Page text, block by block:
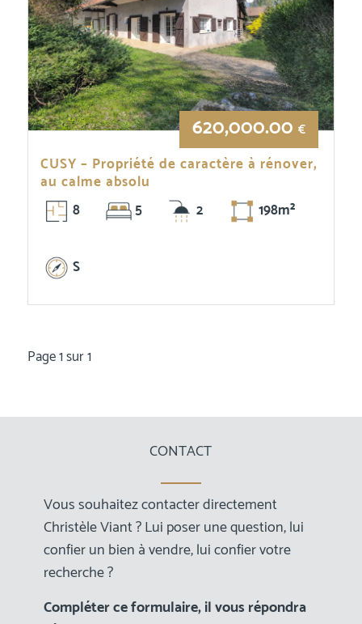
620,000.00€
CUSY – Propriété de caractère à rénover,
au calme absolu
8
5 2 198m²
S
Page 1 sur 1
CONTACT
Vous souhaitez contacter directement
Christèle Viant ? Lui poser une question, lui
confier un bien à vendre, lui confier votre
recherche ?
Compléter ce formulaire, il vous répondra